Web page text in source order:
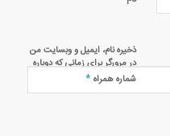
ذخیره نام، ایمیل و وبسایت من
در مرورگر برای زمانی که دوباره
دیدگاهی می‌نویسم.
شماره همراه*